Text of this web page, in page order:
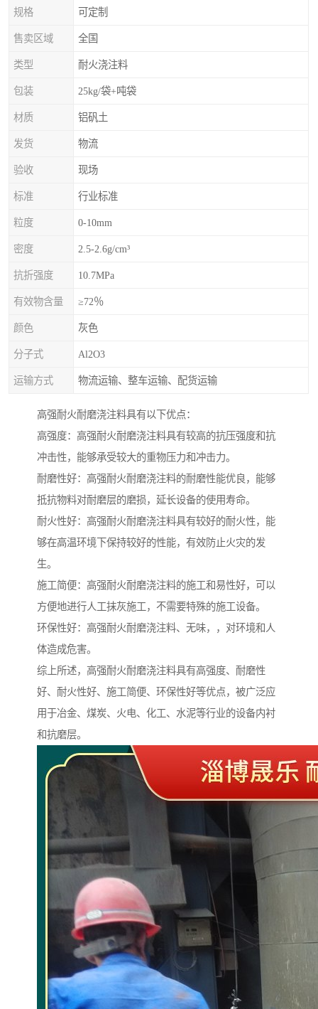
规格 可定制
售卖区域 全国
类型 耐火浇注料
包装 25kg/袋+吨袋
材质 铝矾土
发货 物流
验收 现场
标准 行业标准
粒度 0-10mm
密度 2.5-2.6g/cm³
抗折强度 10.7MPa
有效物含量 ≥72％
颜色 灰色
分子式 Al2O3
运输方式 物流运输、整车运输、配货运输
高强耐火耐磨浇注料具有以下优点：
高强度：高强耐火耐磨浇注料具有较高的抗压强度和抗
冲击性，能够承受较大的重物压力和冲击力。
耐磨性好：高强耐火耐磨浇注料的耐磨性能优良，能够
抵抗物料对耐磨层的磨损，延长设备的使用寿命。
耐火性好：高强耐火耐磨浇注料具有较好的耐火性，能
够在高温环境下保持较好的性能，有效防止火灾的发
生。
施工简便：高强耐火耐磨浇注料的施工和易性好，可以
方便地进行人工抹灰施工，不需要特殊的施工设备。
环保性好：高强耐火耐磨浇注料、无味，，对环境和人
体造成危害。
综上所述，高强耐火耐磨浇注料具有高强度、耐磨性
好、耐火性好、施工简便、环保性好等优点，被广泛应
用于冶金、煤炭、火电、化工、水泥等行业的设备内衬
和抗磨层。